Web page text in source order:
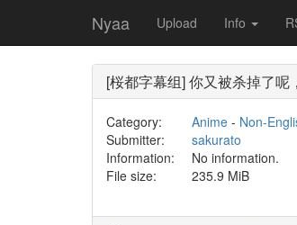
Nyaa Upload Info
[桜都字幕组] 你又被杀掉了
Category: Anime- Non-
Submitter:
sakurato
Information:
No information.
File size:
235.9 MiB